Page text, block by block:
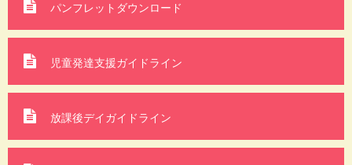
パンフレットダウンロード
児童発達支援ガイドライン
放課後デイガイドライン